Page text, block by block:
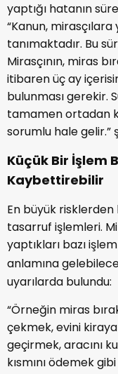
yaptığı hatanın
“Kanun, mirasçılara
tanımaktadır. Bu
Mirasçının, miras
itibaren üç ay
bulunması gerekir.
tamamen ortadan
sorumlu hale gelir.”
Küçük Bir İşlem
Kaybettirebilir
En büyük
tasarruf işlemleri.
yaptıkları bazı
anlamına
uyarılarda bulundu:
“Örneğin miras
çekmek, evini
geçirmek, aracını
kısmını ödemek